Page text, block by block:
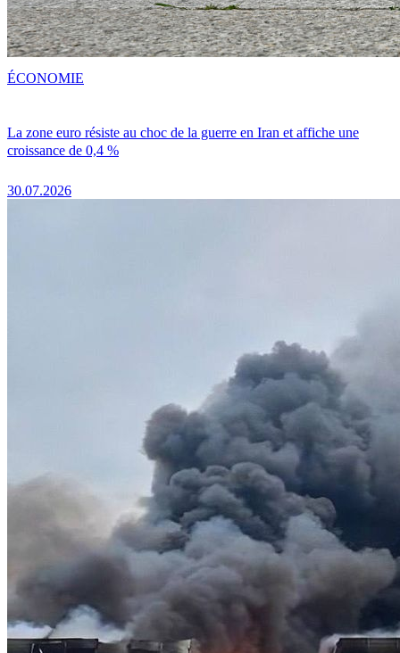
La zone euro résiste au choc de la guerre en Iran et affiche une
croissance de 0,4 %
30.07.2026
ÉCONOMIE